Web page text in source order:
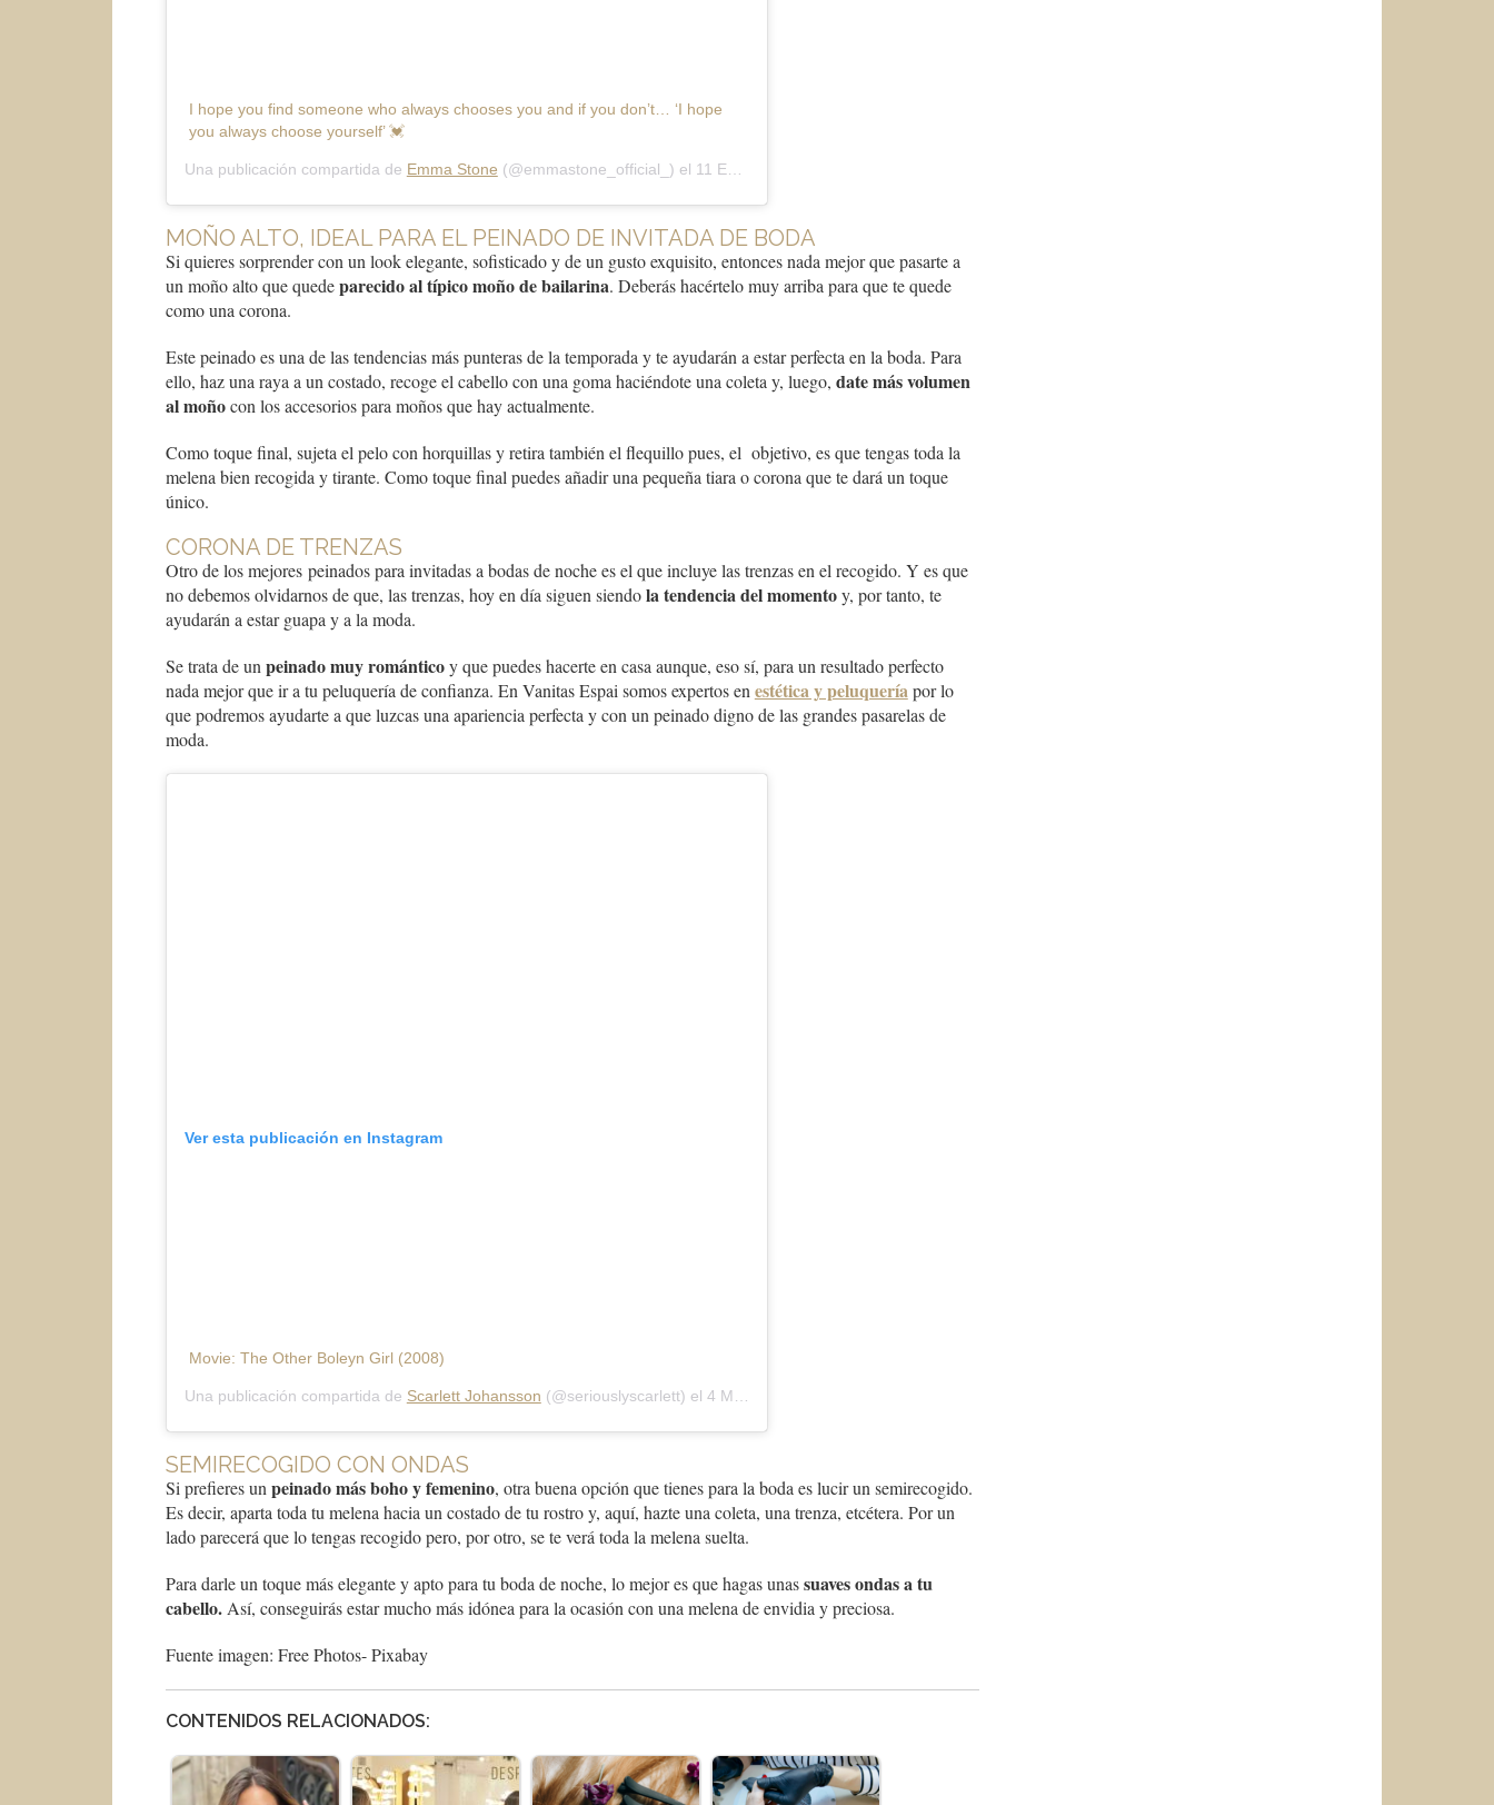
I hope you find someone who always chooses you and if you don’t… ‘I hope
you always choose yourself’ 💓
Una publicación compartida de Emma Stone (@emmastone_official_) el 11 Ene, 2017 a las 3:03 PST
MOÑO ALTO, IDEAL PARA EL PEINADO DE INVITADA DE BODA
Si quieres sorprender con un look elegante, sofisticado y de un gusto exquisito, entonces nada mejor que pasarte a
un moño alto que quedeparecido al típico moño de bailarina. Deberás hacértelo muy arriba para que te quede
como una corona.
Este peinado es una de las tendencias más punteras de la temporada y te ayudarán a estar perfecta en la boda. Para
ello, haz una raya a un costado, recoge el cabello con una goma haciéndote una coleta y, luego, date más volumen
al moñocon los accesorios para moños que hay actualmente.
Como toque final, sujeta el pelo con horquillas y retira también el flequillo pues, el objetivo, es que tengas toda la
melena bien recogida y tirante. Como toque final puedes añadir una pequeña tiara o corona que te dará un toque
único.
CORONA DE TRENZAS
Otro de los mejores peinados para invitadas a bodas de noche es el que incluye las trenzas en el recogido. Y es que
no debemos olvidarnos de que, las trenzas, hoy en día siguen siendola tendencia del momentoy, por tanto, te
ayudarán a estar guapa y a la moda.
Se trata de un peinado muy románticoy que puedes hacerte en casa aunque, eso sí, para un resultado perfecto
nada mejor que ir a tu peluquería de confianza. En Vanitas Espai somos expertos en estética y peluquería por lo
que podremos ayudarte a que luzcas una apariencia perfecta y con un peinado digno de las grandes pasarelas de
moda.
Ver esta publicación en Instagram
Movie: The Other Boleyn Girl (2008)
Una publicación compartida de Scarlett Johansson (@seriouslyscarlett) el 4 May, 2018 a las 8:07 PDT
SEMIRECOGIDO CON ONDAS
Si prefieres un peinado más boho y femenino, otra buena opción que tienes para la boda es lucir un semirecogido.
Es decir, aparta toda tu melena hacia un costado de tu rostro y, aquí, hazte una coleta, una trenza, etcétera. Por un
lado parecerá que lo tengas recogido pero, por otro, se te verá toda la melena suelta.
Para darle un toque más elegante y apto para tu boda de noche, lo mejor es que hagas unassuaves ondas a tu
cabello.Así, conseguirás estar mucho más idónea para la ocasión con una melena de envidia y preciosa.
Fuente imagen: Free Photos- Pixabay
CONTENIDOS RELACIONADOS: